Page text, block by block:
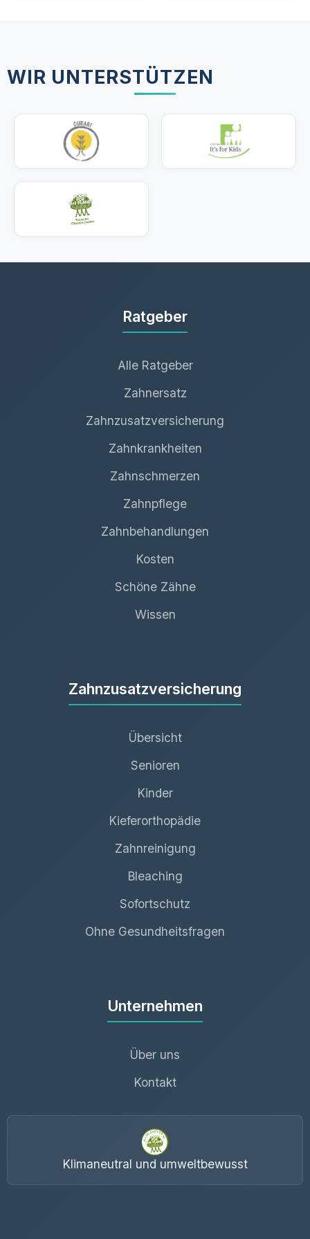
WIR UNTERSTÜTZEN
Ratgeber
Alle Ratgeber
Zahnersatz
Zahnzusatzversicherung
Zahnkrankheiten
Zahnschmerzen
Zahnpflege
Zahnbehandlungen
Kosten
Schöne Zähne
Wissen
Zahnzusatzversicherung
Übersicht
Senioren
Kinder
Kieferorthopädie
Zahnreinigung
Bleaching
Sofortschutz
Ohne Gesundheitsfragen
Unternehmen
Über uns
Kontakt
Klimaneutral und umweltbewusst